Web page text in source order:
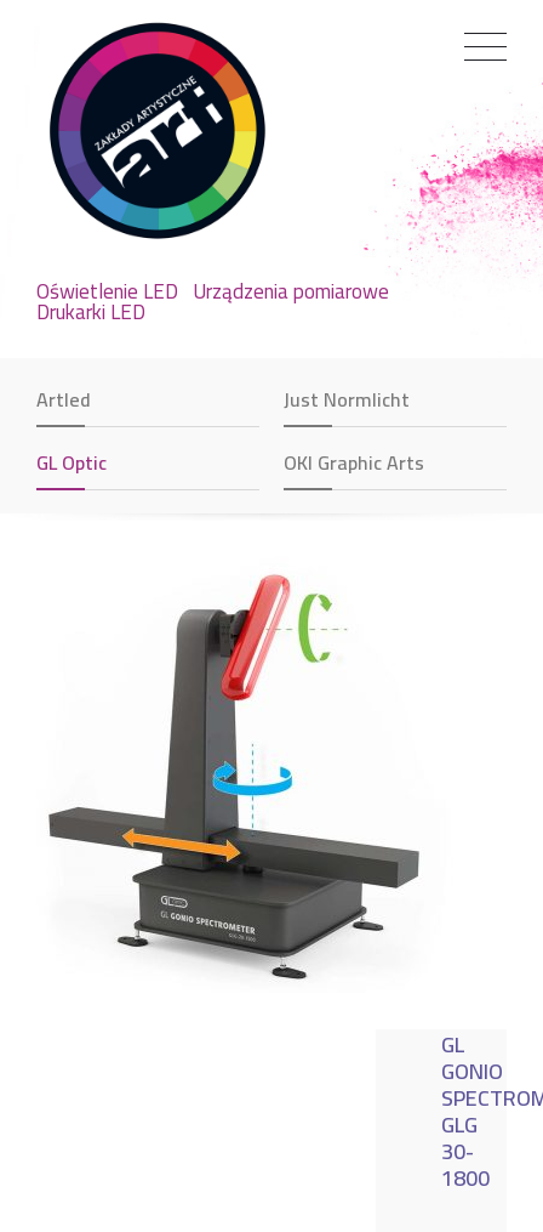
Oświetlenie LED Urządzenia pomiarowe
Drukarki LED
Artled
Just Normlicht
GL Optic
OKI Graphic Arts
GL
GONIO
GLG
30-
1800